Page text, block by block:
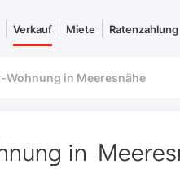
Verkauf Miete Ratenzahlung
in Meeresnähe
in